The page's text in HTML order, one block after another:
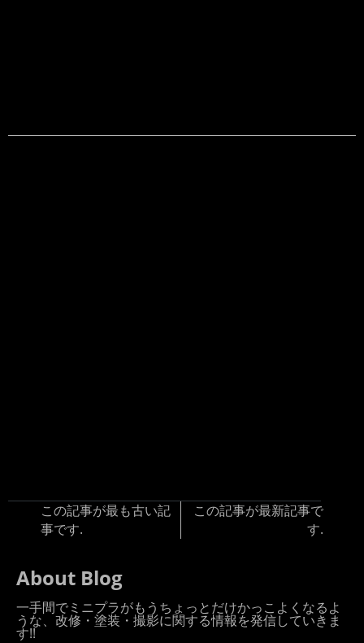
この記事が最も古い記
事です.
この記事が最新記事で
す.
About Blog
一手間でミニプラがもうちょっとだけかっこよくなるよ
うな、改修・塗装・撮影に関する情報を発信していきま
す!!